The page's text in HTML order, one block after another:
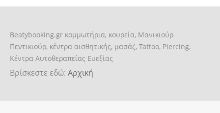
Beatybooking.gr κομμωτήρια, κουρεία, Μανικιούρ
Πεντικιούρ, κέντρα αισθητικής, μασάζ, Tattoo, Piercing,
Κέντρα Αυτοθεραπείας Ευεξίας
Βρίσκεστε εδώ: Αρχική